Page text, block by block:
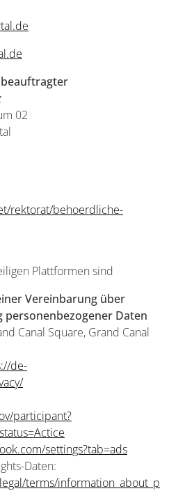
02
rektorat/behoerdliche-
Plattformen sind
Vereinbarung über
Daten
Canal Square, Grand Canal
de-
participant?
settings?tab=ads
Daten:
terms/information_about_p